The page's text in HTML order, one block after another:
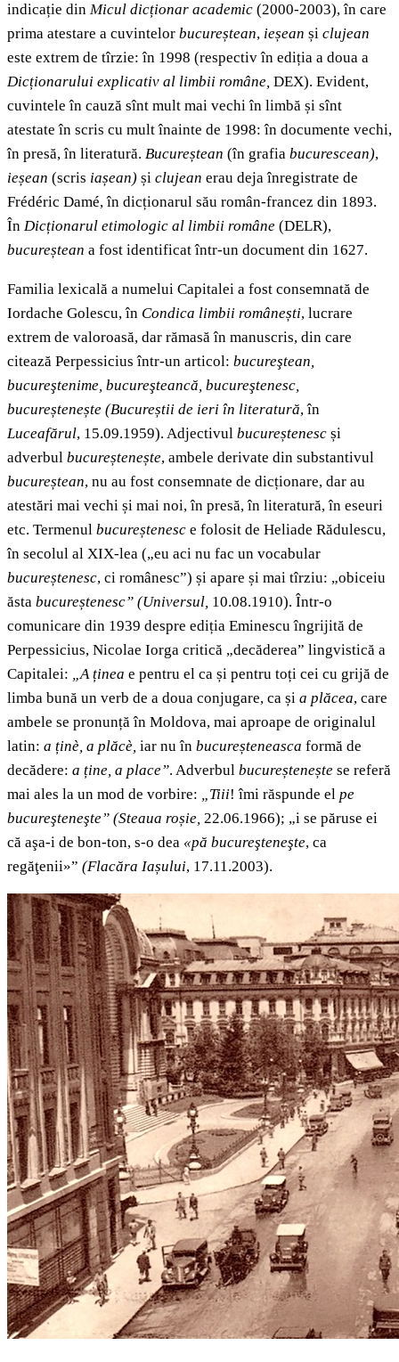
indicație din Micul dicționar academic (2000-2003), în care
prima atestare a cuvintelor bucureștean, ieșean și clujean
este extrem de tîrzie: în 1998 (respectiv în ediția a doua a
Dicționarului explicativ al limbii române, DEX). Evident,
cuvintele în cauză sînt mult mai vechi în limbă și sînt
atestate în scris cu mult înainte de 1998: în documente vechi,
în presă, în literatură. Bucureștean (în grafia bucurescean),
ieșean (scris iașean) și clujean erau deja înregistrate de
Frédéric Damé, în dicționarul său român-francez din 1893.
În Dicționarul etimologic al limbii române (DELR),
bucureștean a fost identificat într-un document din 1627.
Familia lexicală a numelui Capitalei a fost consemnată de
Iordache Golescu, în Condica limbii românești, lucrare
extrem de valoroasă, dar rămasă în manuscris, din care
citează Perpessicius într-un articol: bucureştean,
bucureştenime, bucureşteancă, bucureştenesc,
bucureștenește (Bucureștii de ieri în literatură, în
Luceafărul, 15.09.1959). Adjectivul bucureștenesc și
adverbul bucureștenește, ambele derivate din substantivul
bucureștean, nu au fost consemnate de dicționare, dar au
atestări mai vechi și mai noi, în presă, în literatură, în eseuri
etc. Termenul bucureștenesc e folosit de Heliade Rădulescu,
în secolul al XIX-lea („eu aci nu fac un vocabular
bucureștenesc, ci românesc”) și apare și mai tîrziu: „obiceiu
ăsta bucureștenesc” (Universul, 10.08.1910). Într-o
comunicare din 1939 despre ediția Eminescu îngrijită de
Perpessicius, Nicolae Iorga critică „decăderea” lingvistică a
Capitalei: „A ținea e pentru el ca și pentru toți cei cu grijă de
limba bună un verb de a doua conjugare, ca și a plăcea, care
ambele se pronunță în Moldova, mai aproape de originalul
latin: a ținè, a plăcè, iar nu în bucureșteneasca formă de
decădere: a ține, a place”. Adverbul bucureștenește se referă
mai ales la un mod de vorbire: „Tiii! îmi răspunde el pe
bucureşteneşte” (Steaua roșie, 22.06.1966); „i se păruse ei
că aşa-i de bon-ton, s-o dea «pă bucureşteneşte, ca
regăţenii»” (Flacăra Iașului, 17.11.2003).